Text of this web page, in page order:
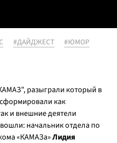
#ДАЙДЖЕСТ #ЮМОР
разыграли который в
как
и внешние деятели
начальник отдела по
«КАМАЗа»Лидия